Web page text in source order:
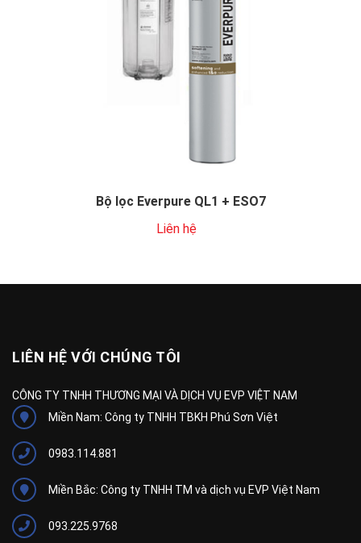
Bộ lọc Everpure QL1 + ESO7
Liên hệ
LIÊN HỆ VỚI CHÚNG TÔI
CÔNG TY TNHH THƯƠNG MẠI VÀ DỊCH VỤ EVP VIỆT NAM
Miền Nam: Công ty TNHH TBKH Phú Sơn Việt
0983.114.881
Miền Bắc: Công ty TNHH TM và dịch vụ EVP Việt Nam
093.225.9768